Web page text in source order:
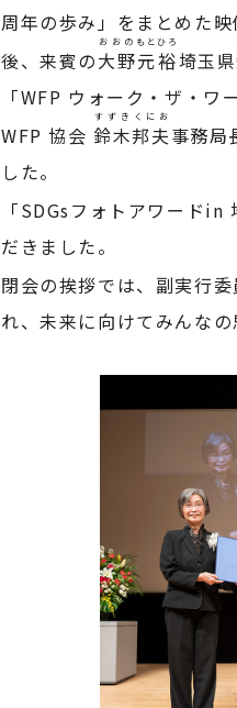
周年の歩み」をまとめた
後、来賓の大野
おおの
元裕
もとひろ
埼玉
「WFP ウォーク・ザ・
WFP 協会 鈴木
すずき
邦夫
くにお
事務局
した。
「SDGsフォトアワード
だきました。
閉会の挨拶では、副実行委
れ、未来に向けてみんなの